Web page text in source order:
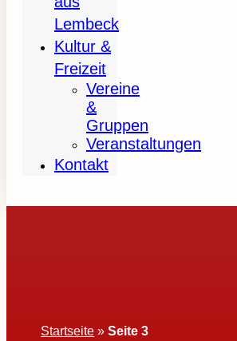
Lembeck
Kultur &
Freizeit
Vereine
&
Gruppen
Veranstaltungen
Kontakt
Startseite »Seite 3